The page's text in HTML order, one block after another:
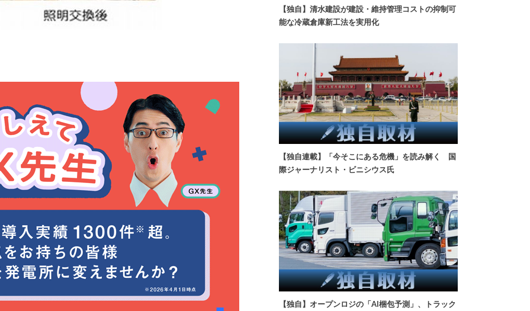
【独自】清水建設が建設・維持管理コストの抑制可
能な冷蔵倉庫新工法を実用化
【独自連載】「今そこにある危機」を読み解く 国
際ジャーナリスト・ビニシウス氏
【独自】オープンロジの「AI梱包予測」、トラック